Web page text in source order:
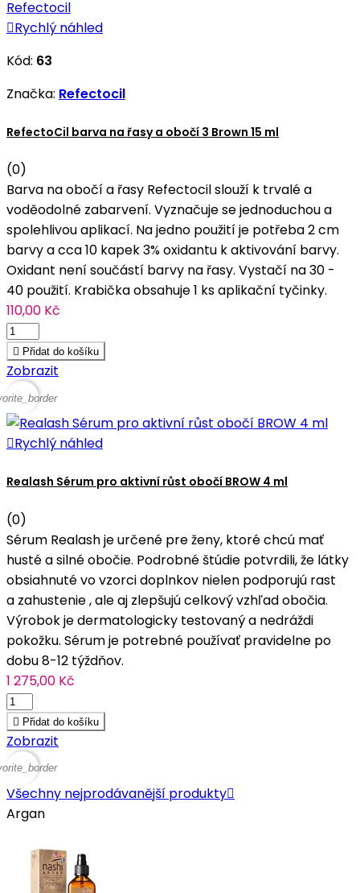
Rychlý náhled
Kód: 63
Značka: Refectocil
RefectoCil barva na řasy a obočí 3 Brown 15 ml
(0)
Barva na obočí a řasy Refectocil slouží k trvalé a
voděodolné zabarvení. Vyznačuje se jednoduchou a
spolehlivou aplikací. Na jedno použití je potřeba 2 cm
barvy a cca 10 kapek 3% oxidantu k aktivování barvy.
Oxidant není součástí barvy na řasy. Vystačí na 30 -
40 použití. Krabička obsahuje 1 ks aplikační tyčinky.
110,00 Kč
 Přidat do košíku
Zobrazit
Rychlý náhled
Realash Sérum pro aktivní růst obočí BROW 4 ml
(0)
Sérum Realash je určené pre ženy, ktoré chcú mať
husté a silné obočie. Podrobné štúdie potvrdili, že látky
obsiahnuté vo vzorci doplnkov nielen podporujú rast
a zahustenie , ale aj zlepšujú celkový vzhľad obočia.
Výrobok je dermatologicky testovaný a nedráždi
pokožku. Sérum je potrebné používať pravidelne po
dobu 8-12 týždňov.
1 275,00 Kč
 Přidat do košíku
Zobrazit
Všechny nejprodávanější produkty
Argan